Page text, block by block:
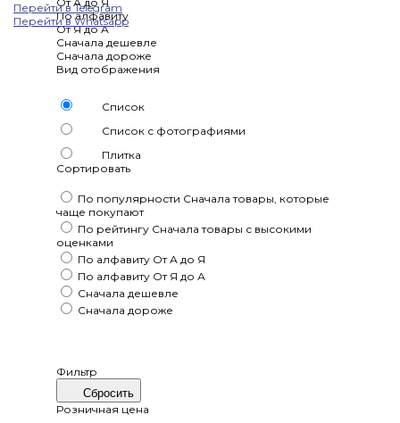
Перейти в Telegram
Перейти в Whatsapp
По алфавиту
От Я до А
Сначала дешевле
Сначала дороже
Вид отображения
Список
Список с фотографиями
Плитка
Сортировать
По популярности Сначала товары, которые
чаще покупают
По рейтингу Сначала товары с высокими
оценками
По алфавиту От А до Я
По алфавиту От Я до А
Сначала дешевле
Сначала дороже
Фильтр
Сбросить
Розничная цена